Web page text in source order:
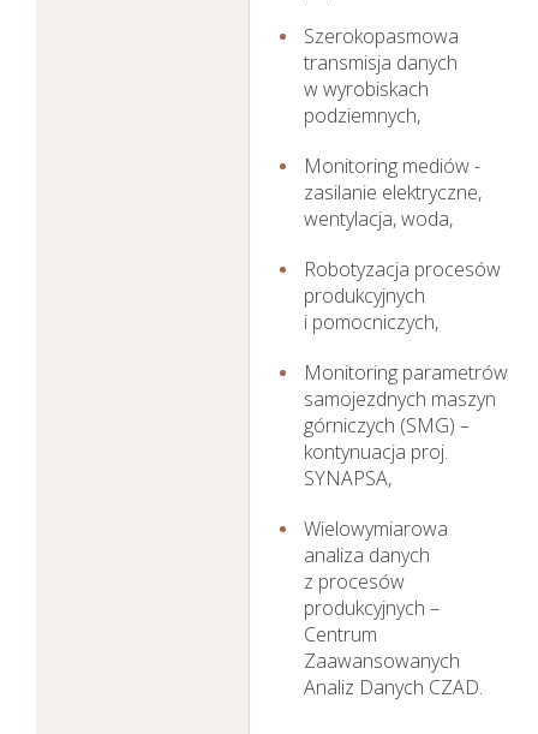
Szerokopasmowa
transmisja danych
w wyrobiskach
podziemnych,
Monitoring mediów -
zasilanie elektryczne,
wentylacja, woda,
Robotyzacja procesów
produkcyjnych
i pomocniczych,
Monitoring parametrów
samojezdnych maszyn
górniczych (SMG) –
kontynuacja proj.
SYNAPSA,
Wielowymiarowa
analiza danych
z procesów
produkcyjnych –
Centrum
Zaawansowanych
Analiz Danych CZAD.